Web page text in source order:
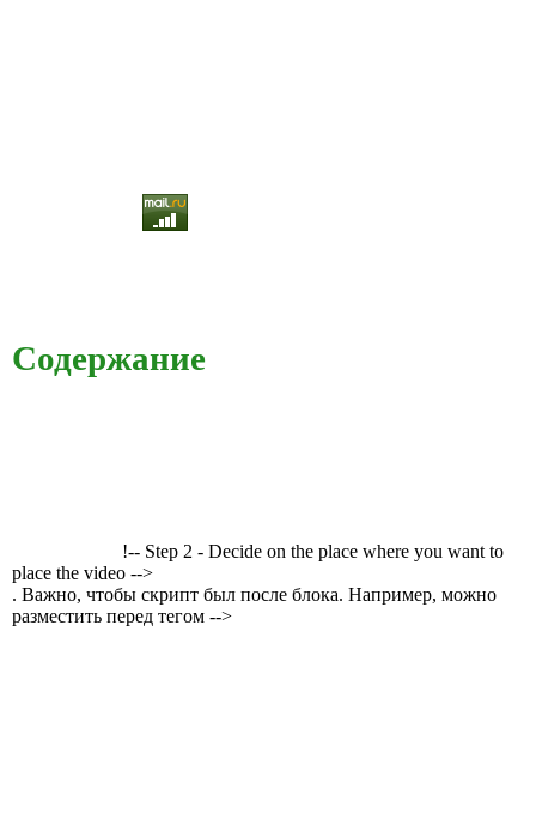
Содержание
!-- Step 2 - Decide on the place where you want to
place the video -->
. Важно, чтобы скрипт был после блока. Например, можно
разместить перед тегом -->